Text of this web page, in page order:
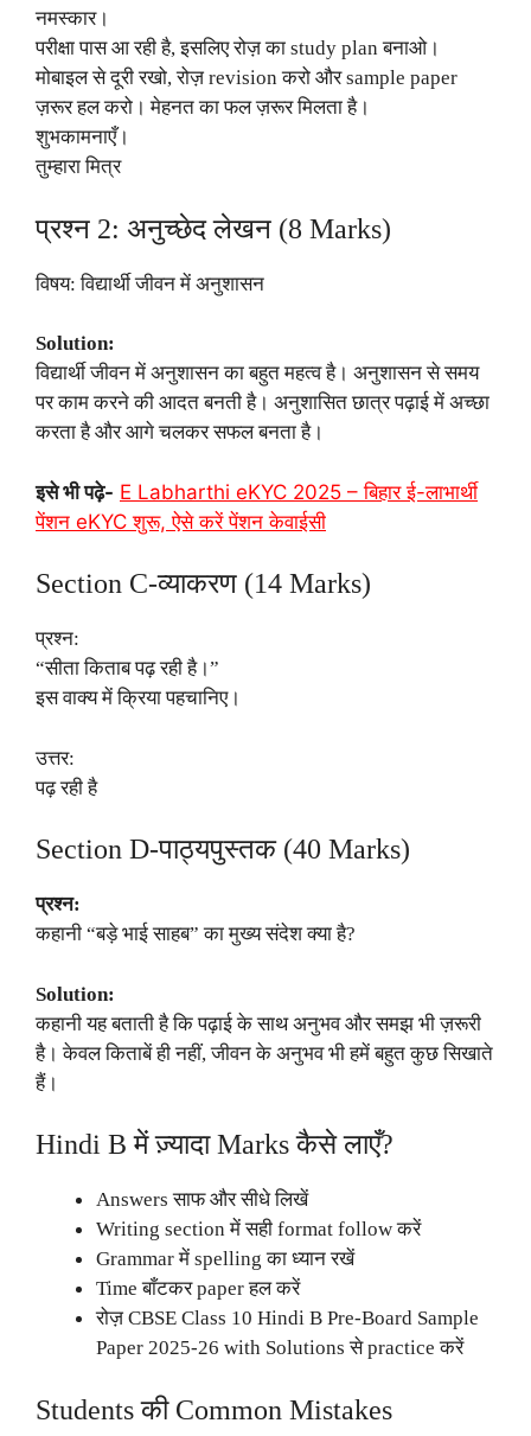
नमस्कार।
परीक्षा पास आ रही है, इसलिए रोज़ का study plan बनाओ।
मोबाइल से दूरी रखो, रोज़ revision करो और sample paper
ज़रूर हल करो। मेहनत का फल ज़रूर मिलता है।
शुभकामनाएँ।
तुम्हारा मित्र
प्रश्न 2: अनुच्छेद लेखन (8 Marks)
विषय: विद्यार्थी जीवन में अनुशासन
Solution:
विद्यार्थी जीवन में अनुशासन का बहुत महत्व है। अनुशासन से समय
पर काम करने की आदत बनती है। अनुशासित छात्र पढ़ाई में अच्छा
करता है और आगे चलकर सफल बनता है।
इसे भी पढ़े- E Labharthi eKYC 2025 – बिहार ई-लाभार्थी
पेंशन eKYC शुरू, ऐसे करें पेंशन केवाईसी
Section C-व्याकरण (14 Marks)
प्रश्न:
“सीता किताब पढ़ रही है।”
इस वाक्य में क्रिया पहचानिए।
उत्तर:
पढ़ रही है
Section D-पाठ्यपुस्तक (40 Marks)
प्रश्न:
कहानी “बड़े भाई साहब” का मुख्य संदेश क्या है?
Solution:
कहानी यह बताती है कि पढ़ाई के साथ अनुभव और समझ भी ज़रूरी
है। केवल किताबें ही नहीं, जीवन के अनुभव भी हमें बहुत कुछ सिखाते
हैं।
Hindi B में ज़्यादा Marks कैसे लाएँ?
Answers साफ और सीधे लिखें
Writing section में सही format follow करें
Grammar में spelling का ध्यान रखें
Time बाँटकर paper हल करें
रोज़ CBSE Class 10 Hindi B Pre-Board Sample
Paper 2025-26 with Solutions से practice करें
Students की Common Mistakes